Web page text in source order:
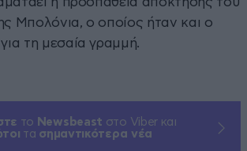
Μπολόνια, ο οποίος ήταν και ο
τη μεσαία γραμμή.
το Newsbeast στο Viber και
τα σημαντικότερα νέα